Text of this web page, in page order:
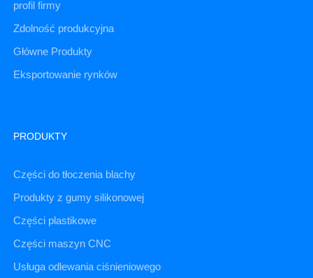
profil firmy
Zdolność produkcyjna
Główne Produkty
Eksportowanie rynków
PRODUKTY
Części do tłoczenia blachy
Produkty z gumy silikonowej
Części plastikowe
Części maszyn CNC
Usługa odlewania ciśnieniowego